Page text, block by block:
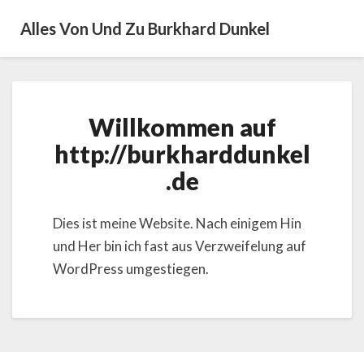
Alles Von Und Zu Burkhard Dunkel
auf
http://burkharddunkel.de
Willkommen auf
http://burkharddunkel
.de
Dies ist meine Website. Nach einigem Hin
und Her bin ich fast aus Verzweifelung auf
WordPress umgestiegen.